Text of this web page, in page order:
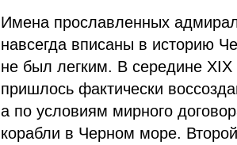
Имена прославленных
навсегда вписаны в историю
не был легким. В середине
пришлось фактически
а по условиям мирного
корабли в Черном море.